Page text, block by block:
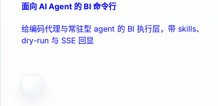
面向 AI Agent 的 BI 命令行
给编码代理与常驻型 agent 的 BI 执行层，带 skills、
dry-run 与 SSE 回显